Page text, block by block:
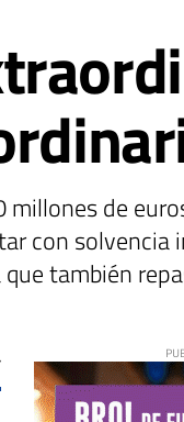
millones de
con solvencia
también